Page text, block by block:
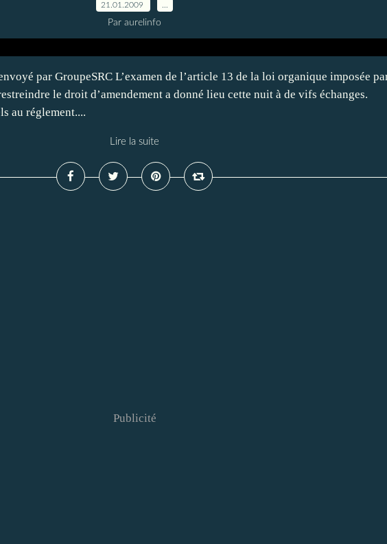
21.01.2009
Par aurelinfo
par GroupeSRC L’examen de l’article 13 de la loi organique imposée
le droit d’amendement a donné lieu cette nuit à de vifs échanges.
au réglement....
Lire la suite
Publicité